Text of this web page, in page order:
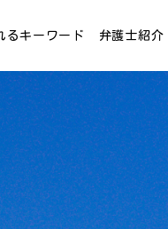
るキーワード 弁護士紹介